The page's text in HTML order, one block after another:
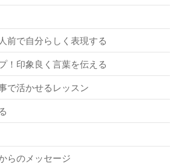
前で自分らしく表現する
！印象良く言葉を伝える
で活かせるレッスン
らのメッセージ